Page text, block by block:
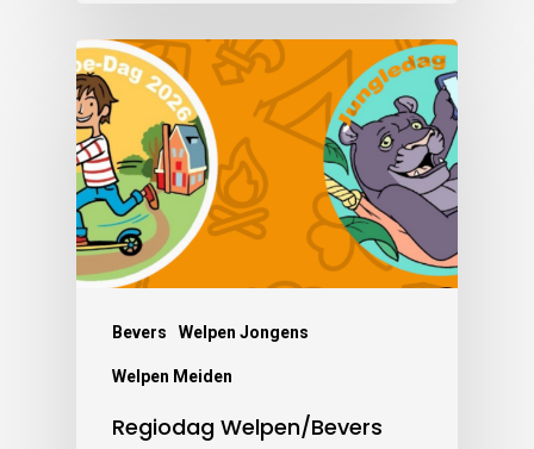
Bevers Welpen Jongens
Welpen Meiden
Regiodag Welpen/Bevers